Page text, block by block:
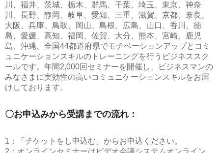
川、福井、茨城、栃木、群馬、千葉、埼玉、東京、神奈
川、長野、静岡、岐阜、愛知、三重、滋賀、京都、奈良、
大阪、兵庫、鳥取、岡山、島根、広島、山口、香川、徳
島、愛媛、高知、福岡、佐賀、大分、熊本、宮崎、鹿児
島、沖縄、全国44都道府県でモチベーションアップとコミ
ュニケーションスキルのトレーニングを行うビジネススク
ールです。年間2,000回セミナーを開催し、ビジネスマンの
みなさまに実効性の高いコミュニケーションスキルをお届
けしております。
〇お申込みから受講までの流れ：
1：「チケットをし申込む」からお申込ください。
2：オンラインセミナーはビデオ会議システムオンライン